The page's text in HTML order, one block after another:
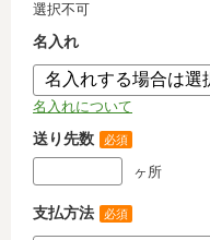
選択不可
名入れ
名入れについて
送り先数 必須
ヶ所
支払方法 必須